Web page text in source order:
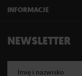
INFORMACJE
NEWSLETTER
Imię i nazwisko